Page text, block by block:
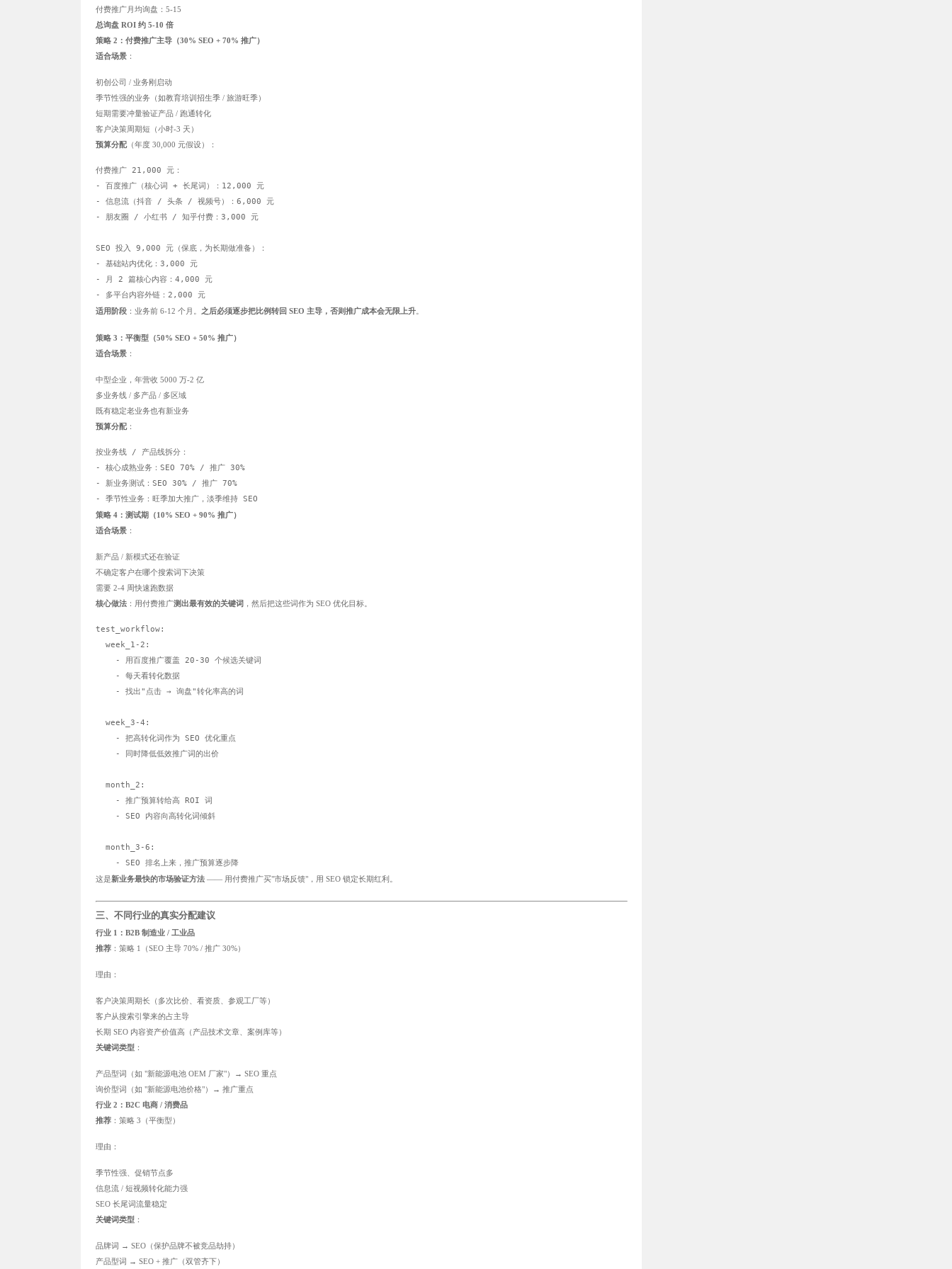
付费推广月均询盘：5-15
总询盘 ROI 约 5-10 倍
策略 2：付费推广主导（30% SEO + 70% 推广）
适合场景：
初创公司 / 业务刚启动
季节性强的业务（如教育培训招生季 / 旅游旺季）
短期需要冲量验证产品 / 跑通转化
客户决策周期短（小时-3 天）
预算分配（年度 30,000 元假设）：
付费推广 21,000 元：
- 百度推广（核心词 + 长尾词）：12,000 元
- 信息流（抖音 / 头条 / 视频号）：6,000 元
- 朋友圈 / 小红书 / 知乎付费：3,000 元
SEO 投入 9,000 元（保底，为长期做准备）：
- 基础站内优化：3,000 元
- 月 2 篇核心内容：4,000 元
- 多平台内容外链：2,000 元
适用阶段：业务前 6-12 个月。 之后必须逐步把比例转回 SEO 主导，否则推广成本会无限上升。
策略 3：平衡型（50% SEO + 50% 推广）
适合场景：
中型企业，年营收 5000 万-2 亿
多业务线 / 多产品 / 多区域
既有稳定老业务也有新业务
预算分配：
按业务线 / 产品线拆分：
- 核心成熟业务：SEO 70% / 推广 30%
- 新业务测试：SEO 30% / 推广 70%
策略 4：测试期（10% SEO + 90% 推广）
适合场景：
新产品 / 新模式还在验证
不确定客户在哪个搜索词下决策
需要 2-4 周快速跑数据
核心做法：用付费推广测出最有效的关键词 ，然后把这些词作为 SEO 优化目标。
test_workflow:
  week_1-2:
    - 用百度推广覆盖 20-30 个候选关键词
    - 每天看转化数据
    - 找出"点击 → 询盘"转化率高的词
  week_3-4:
    - 把高转化词作为 SEO 优化重点
    - 同时降低低效推广词的出价
  month_2:
    - 推广预算转给高 ROI 词
    - SEO 内容向高转化词倾斜
  month_3-6:
    - SEO 排名上来，推广预算逐步降
这是新业务最快的市场验证方法—— 用付费推广买"市场反馈"，用 SEO 锁定长期红利。
三、不同行业的真实分配建议
行业 1：B2B 制造业 / 工业品
推荐：策略 1（SEO 主导 70% / 推广 30%）
理由：
客户决策周期长（多次比价、看资质、参观工厂等）
客户从搜索引擎来的占主导
长期 SEO 内容资产价值高（产品技术文章、案例库等）
关键词类型：
产品型词（如 "新能源电池 OEM 厂家"）→ SEO 重点
询价型词（如 "新能源电池价格"）→ 推广重点
行业 2：B2C 电商 / 消费品
推荐：策略 3（平衡型）
理由：
季节性强、促销节点多
信息流 / 短视频转化能力强
SEO 长尾词流量稳定
关键词类型：
品牌词 → SEO（保护品牌不被竞品劫持）
产品型词 → SEO + 推广（双管齐下）